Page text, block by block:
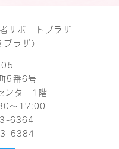
サポートプラザ
ラザ）
5番6号
ンター1階
～17:00
6364
6384